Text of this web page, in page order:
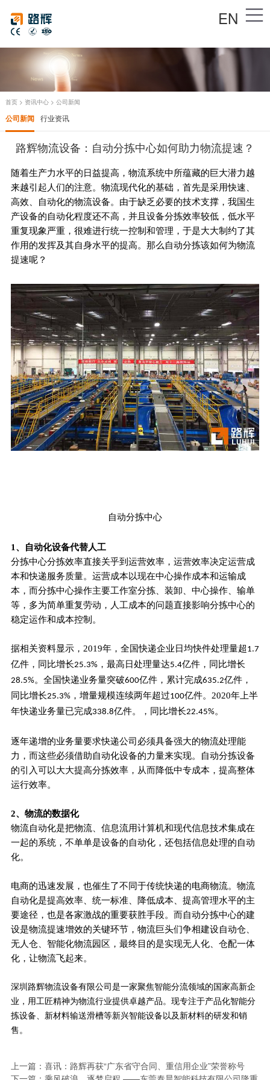
EN
首页> 资讯中心> 公司新闻
公司新闻 行业资讯
路辉物流设备：自动分拣中心如何助力物流提速？
随着生产力水平的日益提高， 物流系统中所蕴藏的巨大潜力越
来越引起人们的注意。 物流现代化的基础 ， 首先是采用快速
高效
自动化的物流设备。 由于缺乏必要的技术支撑， 我国生
产设备的自动化程度还不高 ， 并且设备分拣效率较低， 低水平
重复现象严重， 很难进行统一控制和管理 ， 于是大大制约了其
作用的发挥及其自身水平的提高。那么自动分拣该如何为物流
提速呢？
自动分拣中心
1 、自动化设备代替人工
分拣中心分拣效率直接关乎到运营效率，运营效率决定运营成
本和快递服务质量。运营成本以现在中心操作成本和运输成
本，而分拣中心操作主要工作室分拣、装卸、中心操作、输单
等，多为简单重复劳动，人工成本的问题直接影响分拣中心的
稳定运作和成本控制。
据相关资料显示， 2019年，全国快递企业日均快件处理量超 1.7
亿件，同比增长25.3%，最高日处理量达5.4亿件，同比增长
28.5%。全国快递业务量突破600亿件，累计完成635.2亿件，
同比增长25.3%，增量规模连续两年超过100亿件。 2020年上半
年快递业务量已完成338.8亿件。，同比增长22.45%。
逐年递增的业务量要求快递公司必须具备强大的物流处理能
力，而这些必须借助自动化设备的力量来实现。自动分拣设备
的引入可以大大提高分拣效率，从而降低中专成本，提高整体
运行效率。
2、 物流的数据化
物流自动化是把物流、信息流用计算机和现代信息技术集成在
一起的系统，不单单是设备的自动化，还包括信息处理的自动
化。
电商的迅速发展，也催生了不同于传统快递的电商物流。物流
自动化是提高效率、统一标准、降低成本、提高管理水平的主
要途径，也是各家激战的重要获胜手段。而自动分拣中心的建
设是物流提速增效的关键环节，物流巨头们争相建设自动仓、
无人仓、智能化物流园区，最终目的是实现无人化、仓配一体
化，让物流飞起来。
深圳路辉物流设备有限公司是一家聚焦智能分流领域的国家高新企
业，用工匠精神为物流行业提供卓越产品。现专注于产品化智能分
拣设备、新材料输送滑槽等新兴智能设备以及新材料的研发和销
售。
上一篇： 喜讯：路辉再获“广东省守合同、重信用企业”荣誉称号